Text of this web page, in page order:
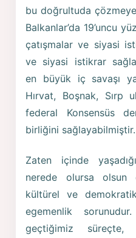
bu doğrultuda
Balkanlar’da 19’uncu
çatışmalar ve siyasi
ve siyasi istikrar
en büyük iç savaşı
Hırvat, Boşnak, Sırp
federal Konsensüs
birliğini sağlayabilmiştir.
Zaten içinde
nerede olursa olsun
kültürel ve
egemenlik
geçtiğimiz süreçte,